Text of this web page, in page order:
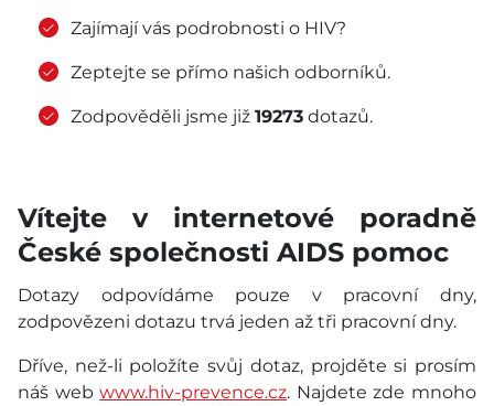
Zajímají vás podrobnosti o HIV?
Zeptejte se přímo našich odborníků.
Zodpověděli jsme již 19273 dotazů.
Vítejte v internetové poradně
České společnosti AIDS pomoc
Dotazy odpovídáme pouze v pracovní dny,
zodpovězeni dotazu trvá jeden až tři pracovní dny.
Dříve, než-li položíte svůj dotaz, projděte si prosím
náš webwww.hiv-prevence.cz. Najdete zde mnoho